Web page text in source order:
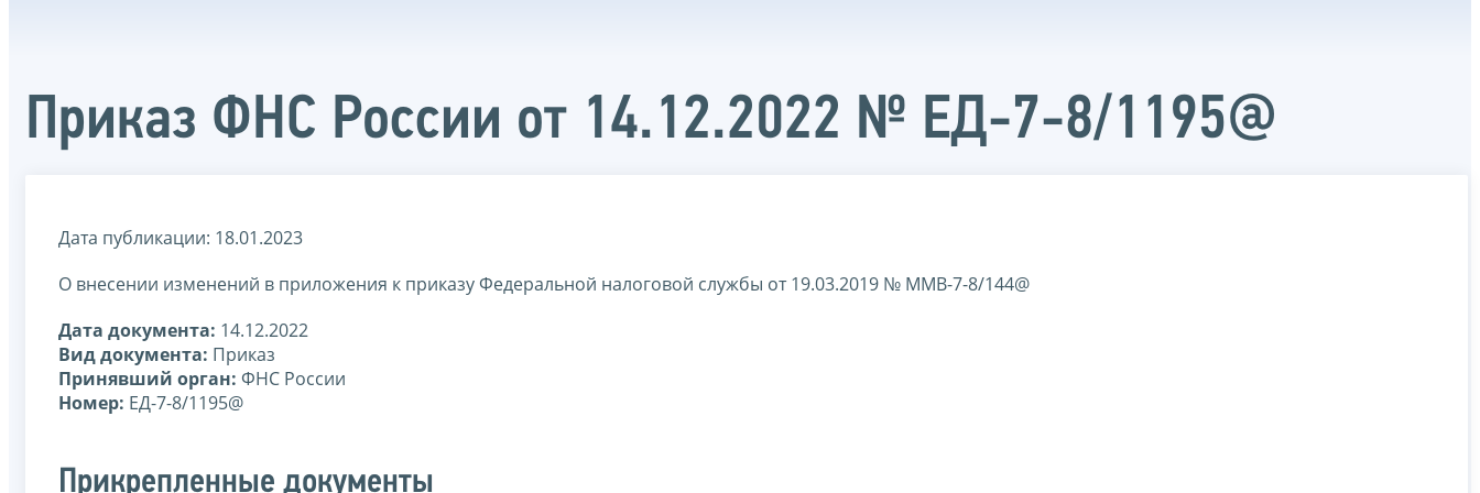
Приказ ФНС России от 14.12.2022 № ЕД-7-8/1195@
Дата публикации: 18.01.2023
О внесении изменений в приложения к приказу Федеральной налоговой службы от 19.03.2019 № ММВ-7-8/144@
Дата документа: 14.12.2022
Вид документа: Приказ
Принявший орган: ФНС России
Номер: ЕД-7-8/1195@
Прикрепленные документы